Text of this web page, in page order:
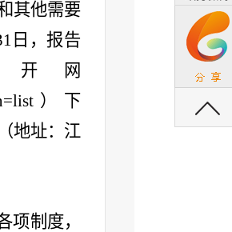
其他需要
日，报告
网
）下
地址：江
项制度，